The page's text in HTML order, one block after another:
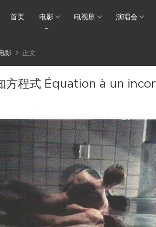
首页 电影 电视剧 演唱会
影 正文
方程式 Équation à un